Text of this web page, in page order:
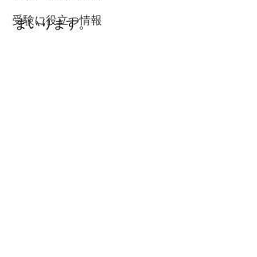
受験に役立つ情報
まいります。